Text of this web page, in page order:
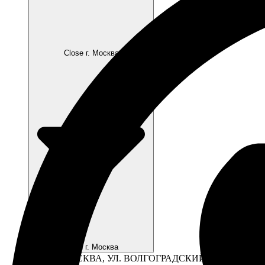
Close г. Москва
Open г. Москва
Г. МОСКВА, УЛ. ВОЛГОГРАДСКИЙ ПР-Т., 41,